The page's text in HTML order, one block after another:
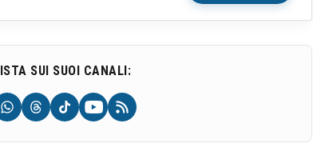
SUI SUOI CANALI: